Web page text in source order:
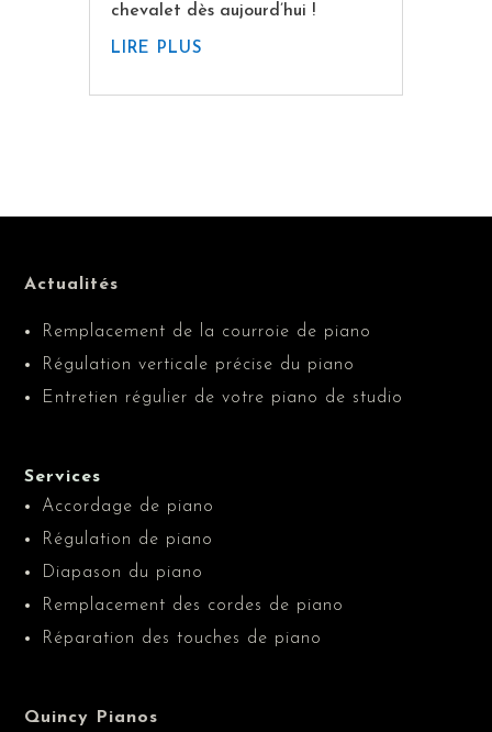
chevalet dès aujourd’hui !
LIRE PLUS
Actualités
Remplacement de la courroie de piano
Régulation verticale précise du piano
Entretien régulier de votre piano de studio
Services
Accordage de piano
Régulation de piano
Diapason du piano
Remplacement des cordes de piano
Réparation des touches de piano
Quincy Pianos